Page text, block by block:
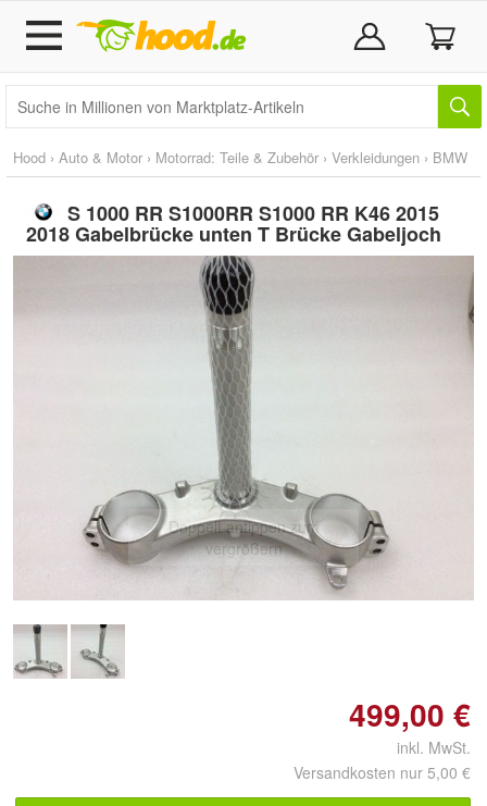
Hood › Auto & Motor › Motorrad: Teile & Zubehör › Verkleidungen › BMW
S 1000 RR S1000RR S1000 RR K46 2015
2018 Gabelbrücke unten T Brücke Gabeljoch
Doppelt antippen zum
vergrößern
499,00 €
inkl. MwSt.
Versandkosten nur 5,00 €